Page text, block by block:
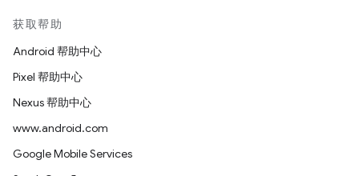
获取帮助
Android 帮助中心
Pixel 帮助中心
Nexus 帮助中心
www.android.com
Google Mobile Services